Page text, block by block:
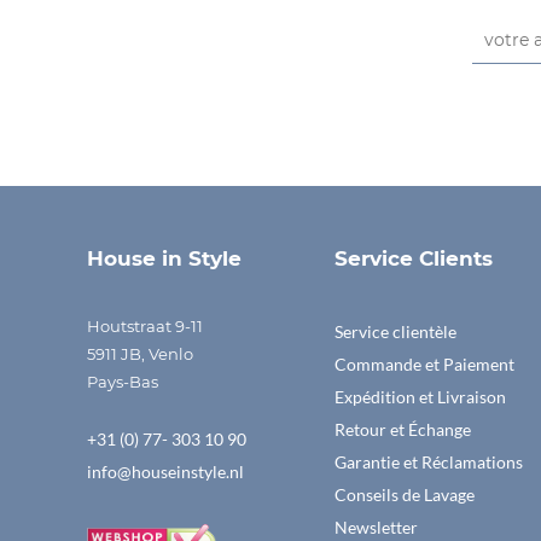
House in Style
Houtstraat 9-11
5911 JB, Venlo
Pays-Bas
+31 (0) 77- 303 10 90
info@houseinstyle.nl
Service Clients
Service clientèle
Commande et Paiement
Expédition et Livraison
Retour et Échange
Garantie et Réclamations
Conseils de Lavage
Newsletter